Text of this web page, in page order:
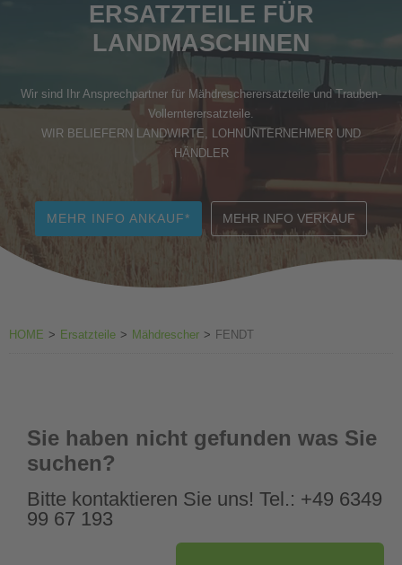
Zubehör WeinbauERSATZTEILE FÜR
LANDMASCHINEN
Wir sind Ihr Ansprechpartner für Mähdrescherersatzteile und Trauben-
Vollernterersatzteile.
WIR BELIEFERN LANDWIRTE, LOHNUNTERNEHMER UND
HÄNDLER
MEHR INFO ANKAUF* MEHR INFO VERKAUF
HOME > Ersatzteile > Mähdrescher > FENDT
Sie haben nicht gefunden was Sie
suchen?
Bitte kontaktieren Sie uns! Tel.: +49 6349
99 67 193